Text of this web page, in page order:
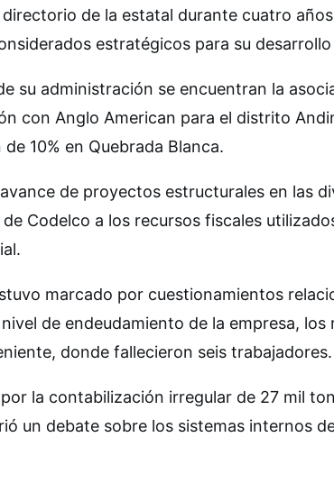
de la estatal durante cuatro
estratégicos para su
su administración se encuentran la
con Anglo American para el distrito
10% en Quebrada Blanca.
de proyectos estructurales en las
Codelco a los recursos fiscales
marcado por cuestionamientos
de endeudamiento de la empresa,
donde fallecieron seis trabajadores.
la contabilización irregular de 27 mil
un debate sobre los sistemas internos